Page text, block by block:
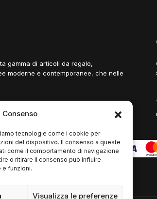
Consenso
tecnologie come i cookie per
del dispositivo. Il consenso a queste
come il comportamento di navigazione
o ritirare il consenso può influire
e funzioni.
Visualizza le preferenze
gamma di articoli da regalo,
moderne e contemporanee, che nelle